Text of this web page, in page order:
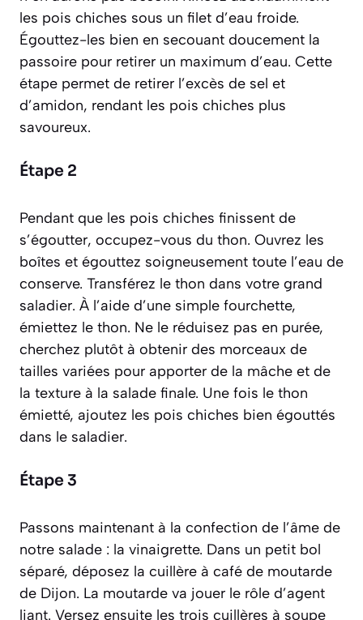
les pois chiches sous un filet d’eau froide.
Égouttez-les bien en secouant doucement la
passoire pour retirer un maximum d’eau. Cette
étape permet de retirer l’excès de sel et
d’amidon, rendant les pois chiches plus
savoureux.
Étape 2
Pendant que les pois chiches finissent de
s’égoutter, occupez-vous du thon. Ouvrez les
boîtes et égouttez soigneusement toute l’eau de
conserve. Transférez le thon dans votre grand
saladier. À l’aide d’une simple fourchette,
émiettez le thon. Ne le réduisez pas en purée,
cherchez plutôt à obtenir des morceaux de
tailles variées pour apporter de la mâche et de
la texture à la salade finale. Une fois le thon
émietté, ajoutez les pois chiches bien égouttés
dans le saladier.
Étape 3
Passons maintenant à la confection de l’âme de
notre salade : la vinaigrette. Dans un petit bol
séparé, déposez la cuillère à café de moutarde
de Dijon. La moutarde va jouer le rôle d’agent
liant. Versez ensuite les trois cuillères à soupe